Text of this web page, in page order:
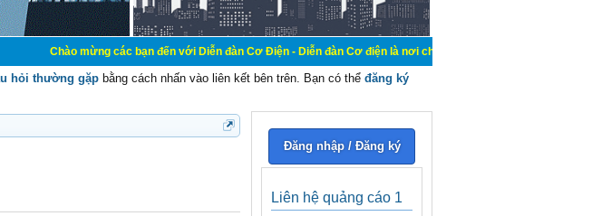
mừng các bạn đến với Diễn đàn Cơ Điện - Diễn đàn Cơ điện là nơi chia sẽ kiến thức kinh nghiệm trong lãnh
hỏi thường gặp bằng cách nhấn vào liên kết bên trên. Bạn có thể đăng ký
Đăng nhập / Đăng ký
Liên hệ quảng cáo 1